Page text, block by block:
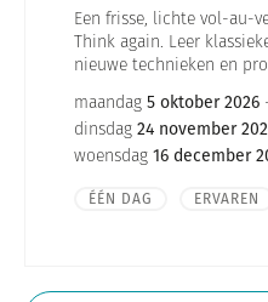
Een frisse, lichte vol-au-
Think again. Leer
nieuwe technieken en
maandag 5 oktober 2026
dinsdag 24 november
woensdag 16 december
ÉÉN DAG ERVAREN